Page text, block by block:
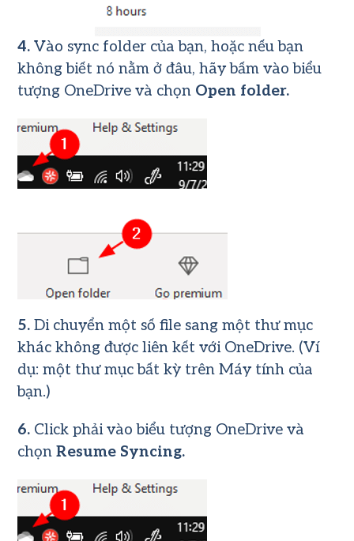
4.Vào sync folder của bạn, hoặc nếu bạn
không biết nó nằm ở đâu, hãy bấm vào biểu
tượng OneDrive và chọn Open folder.
5. Di chuyển một số file sang một thư mục
khác không được liên kết với OneDrive. (Ví
dụ: một thư mục bất kỳ trên Máy tính của
bạn.)
6. Click phải vào biểu tượng OneDrive và
chọnResume Syncing.